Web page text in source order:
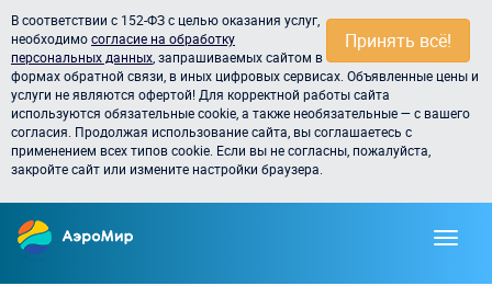
Принять всё!
В соответствии с 152-ФЗ с целью оказания услуг,
необходимосогласие на обработку
персональных данных , запрашиваемых сайтом в
формах обратной связи, в иных цифровых сервисах. Объявленные цены и
услуги не являются офертой! Для корректной работы сайта
используются обязательные cookie, а также необязательные — с вашего
согласия. Продолжая использование сайта, вы соглашаетесь с
применением всех типов cookie. Если вы не согласны, пожалуйста,
закройте сайт или измените настройки браузера.